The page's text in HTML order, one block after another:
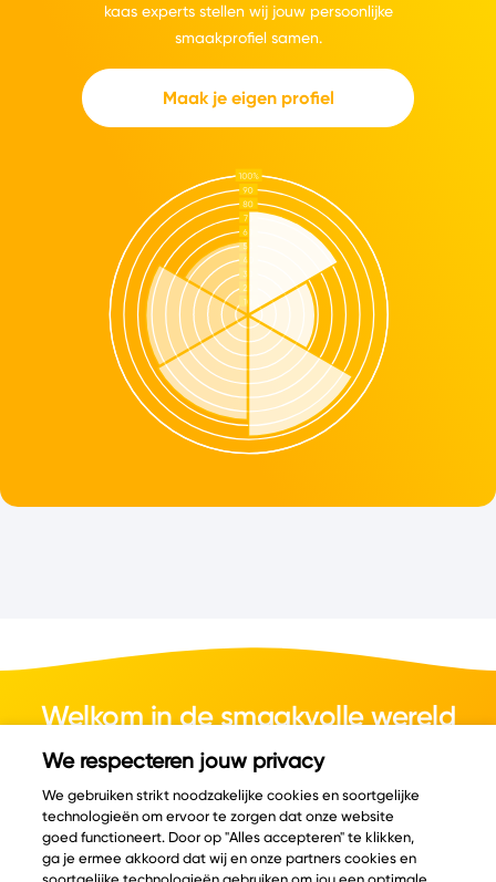
kaas experts stellen wij jouw persoonlijke
smaakprofiel samen.
Maak je eigen profiel
Welkom in de smaakvolle wereld
van kaas.
© Copyright 2026 Velder
We respecteren jouw privacy
We gebruiken strikt noodzakelijke cookies en soortgelijke
technologieën om ervoor te zorgen dat onze website
goed functioneert. Door op "Alles accepteren" te klikken,
ga je ermee akkoord dat wij en onze partners cookies en